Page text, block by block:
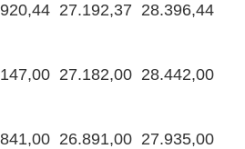
27.192,37 28.396,44
27.182,00 28.442,00
26.891,00 27.935,00